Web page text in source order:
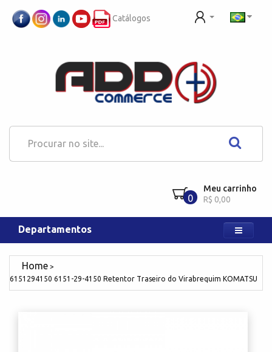
Catálogos
0
Meu carrinho
R$ 0,00
Departamentos
6151294150 6151-29-4150 Retentor Traseiro do Virabrequim KOMATSU